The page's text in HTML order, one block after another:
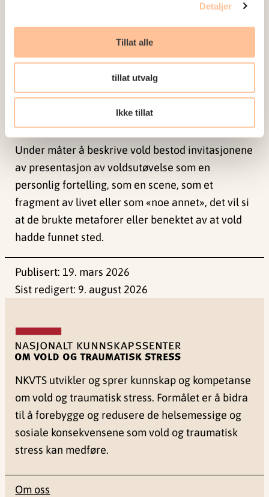
Detaljer
Tillat alle
tillat utvalg
Ikke tillat
hjelp og opplevde behandling som unødvendig.
mente at vold er galt, men som plasserte noe av
Under måter å beskrive vold bestod invitasjonene
av presentasjon av voldsutøvelse som en
personlig fortelling, som en scene, som et
fragment av livet eller som «noe annet», det vil si
at de brukte metaforer eller benektet av at vold
hadde funnet sted.
Publisert: 19. mars 2026
Sist redigert: 9. august 2026
NKVTS utvikler og sprer kunnskap og kompetanse
om vold og traumatisk stress. Formålet er å bidra
til å forebygge og redusere de helsemessige og
sosiale konsekvensene som vold og traumatisk
stress kan medføre.
Om oss